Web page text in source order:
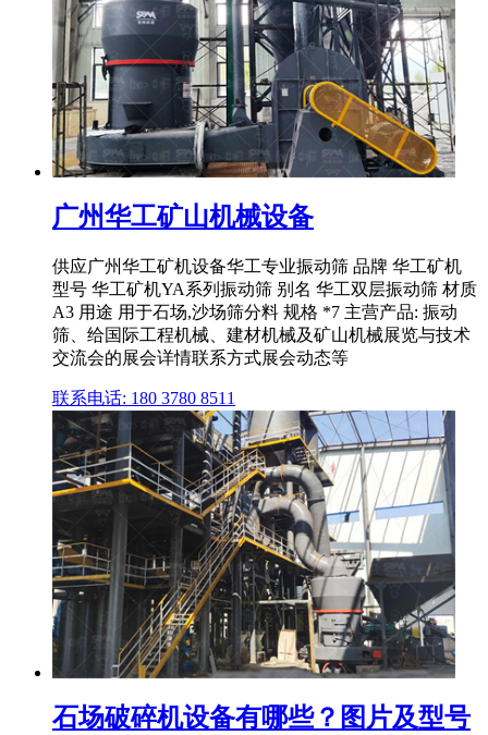
广州华工矿山机械设备
供应广州华工矿机设备华工专业振动筛 品牌 华工矿机
型号 华工矿机YA系列振动筛 别名 华工双层振动筛 材质
A3 用途 用于石场,沙场筛分料 规格 *7 主营产品: 振动
筛、给国际工程机械、建材机械及矿山机械展览与技术
交流会的展会详情联系方式展会动态等
联系电话: 180 3780 8511
石场破碎机设备有哪些？图片及型号